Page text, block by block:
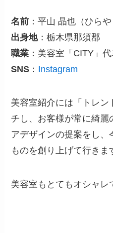
名前 ：平山 晶也（ひらや
出身地：栃木県那須郡
職業 ：美容室「CITY」
SNS ： Instagram
美容室紹介には「トレン
チし、お客様が常に綺
アデザインの提案をし、
ものを創り上げて行きま
美容室もとてもオシャレ